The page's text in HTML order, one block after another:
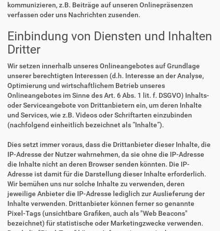
kommunizieren, z.B. Beiträge auf unseren Onlinepräsenzen
verfassen oder uns Nachrichten zusenden.
Einbindung von Diensten und Inhalten
Dritter
Wir setzen innerhalb unseres Onlineangebotes auf Grundlage
unserer berechtigten Interessen (d.h. Interesse an der Analyse,
Optimierung und wirtschaftlichem Betrieb unseres
Onlineangebotes im Sinne des Art. 6 Abs. 1 lit. f. DSGVO) Inhalts-
oder Serviceangebote von Drittanbietern ein, um deren Inhalte
und Services, wie z.B. Videos oder Schriftarten einzubinden
(nachfolgend einheitlich bezeichnet als “Inhalte”).
Dies setzt immer voraus, dass die Drittanbieter dieser Inhalte, die
IP-Adresse der Nutzer wahrnehmen, da sie ohne die IP-Adresse
die Inhalte nicht an deren Browser senden könnten. Die IP-
Adresse ist damit für die Darstellung dieser Inhalte erforderlich.
Wir bemühen uns nur solche Inhalte zu verwenden, deren
jeweilige Anbieter die IP-Adresse lediglich zur Auslieferung der
Inhalte verwenden. Drittanbieter können ferner so genannte
Pixel-Tags (unsichtbare Grafiken, auch als "Web Beacons"
bezeichnet) für statistische oder Marketingzwecke verwenden.